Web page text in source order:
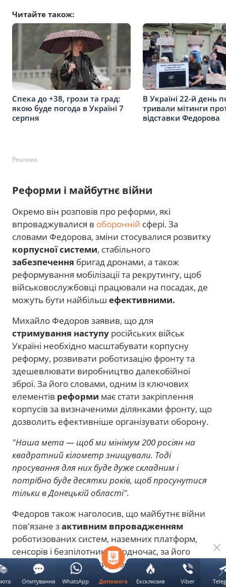
Читайте також:
Спека до +38, грози та град:
якою буде погода в Україні 7
серпня
В Україні 22-й день
тривали мітинги
відставки Федорова
Реклама
Реформи і майбутнє війни
Окремо він розповів про реформи, які
впроваджувалися в оборонній сфері. За
словами Федорова, зміни стосувалися розвитку
корпусної системи, стабільного
забезпечення бригад дронами, а також
реформування мобілізації та рекрутингу, щоб
військовослужбовці працювали на посадах, де
можуть бути найбільш ефективними.
Михайло Федоров заявив, що для
стримування наступу російських військ
Україні необхідно масштабувати корпусну
реформу, розвивати роботизацію фронту та
здешевлювати виробництво далекобійної
зброї. За його словами, одним із ключових
елементів реформи має стати закріплення
корпусів за визначеними ділянками фронту, що
дозволить ефективніше організувати оборону.
"Наша мета — щоб ми мінімум 200 росіян на
квадратний кілометр знищували. Тоді
просування для них буде дуже складним і
потрібно буде десятки років, щоб просунутися
тільки в Донецькій області".
Федоров також наголосив, що майбутнє війни
пов'язане зактивним впровадженням
роботизованих систем, наземних платформ,
сенсорів і безпілотників. Водночас, за його
словами, заміна піхоти роботами має
відбуватися поступово.Допомога Ексклюзив Viber
Опитування WhatsApp